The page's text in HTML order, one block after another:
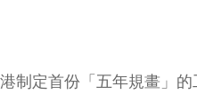
制定首份「五年規畫」